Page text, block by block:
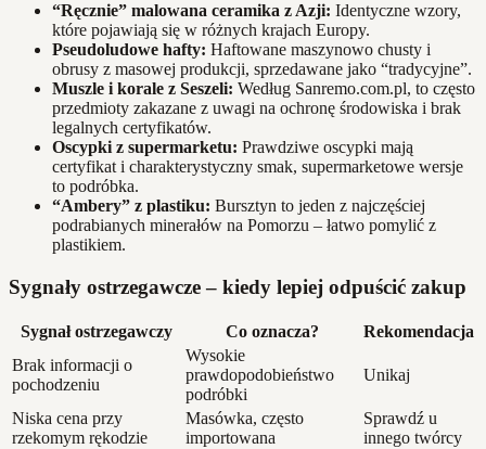
“Ręcznie” malowana ceramika z Azji: Identyczne wzory,
które pojawiają się w różnych krajach Europy.
Pseudoludowe hafty: Haftowane maszynowo chusty i
obrusy z masowej produkcji, sprzedawane jako “tradycyjne”.
Muszle i korale z Seszeli: Według Sanremo.com.pl, to często
przedmioty zakazane z uwagi na ochronę środowiska i brak
legalnych certyfikatów.
Oscypki z supermarketu: Prawdziwe oscypki mają
certyfikat i charakterystyczny smak, supermarketowe wersje
to podróbka.
“Ambery” z plastiku: Bursztyn to jeden z najczęściej
podrabianych minerałów na Pomorzu – łatwo pomylić z
plastikiem.
Sygnały ostrzegawcze – kiedy lepiej odpuścić zakup
Sygnał ostrzegawczy Co oznacza?
Rekomendacja
Brak informacji o
pochodzeniu
Wysokie
prawdopodobieństwo
podróbki
Unikaj
Niska cena przy
rzekomym rękodzie
Masówka, często
importowana
Sprawdź u
innego twórcy